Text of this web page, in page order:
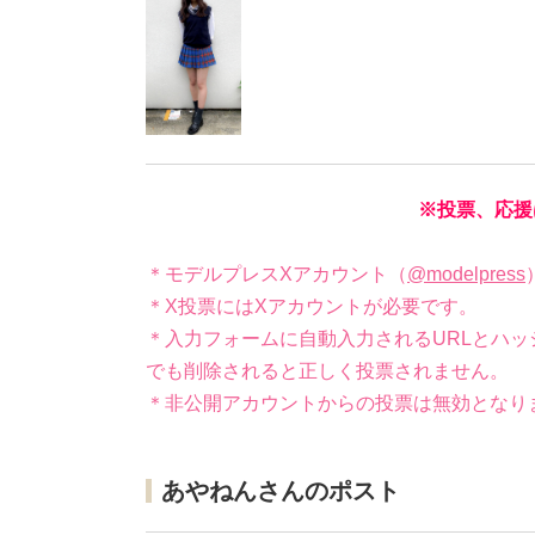
※投票、応援
＊モデルプレスXアカウント（@modelpress
＊X投票にはXアカウントが必要です。
＊入力フォームに自動入力されるURLとハッ
でも削除されると正しく投票されません。
＊非公開アカウントからの投票は無効となり
あやねんさんのポスト